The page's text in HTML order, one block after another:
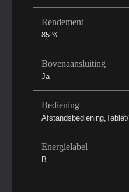
Rendement
85 %
Bovenaansluiting
Ja
Bediening
Energielabel
B